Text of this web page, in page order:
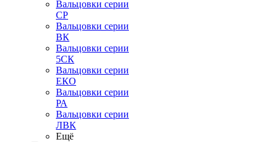
Вальцовки серии
СР
Вальцовки серии
ВК
Вальцовки серии
5СК
Вальцовки серии
ЕКО
Вальцовки серии
РА
Вальцовки серии
ЛВК
Ещё